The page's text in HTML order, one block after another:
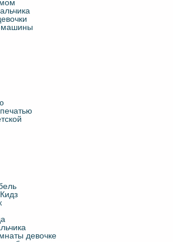
машины
девочке